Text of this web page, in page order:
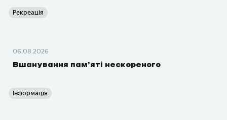
Рекреація
06.08.2026
Вшанування пам’яті нескореного
Інформація